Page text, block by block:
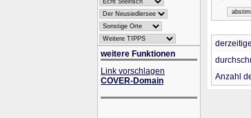
weitere Funktionen
Link vorschlagen
COVER-Domain
Anzahl